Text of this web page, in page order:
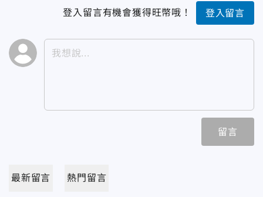
登入留言有機會獲得旺幣哦！ 登入留言
留言
最新留言 熱門留言